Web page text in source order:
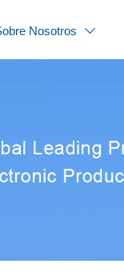
Nosotros 